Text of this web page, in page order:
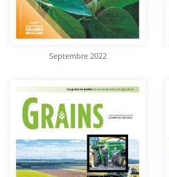
Septembre 2022